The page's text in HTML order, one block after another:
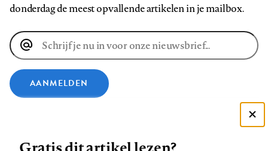
donderdag de meest opvallende artikelen in je mailbox.
E-
mailadres
AANMELDEN
Zie onze cookie policy